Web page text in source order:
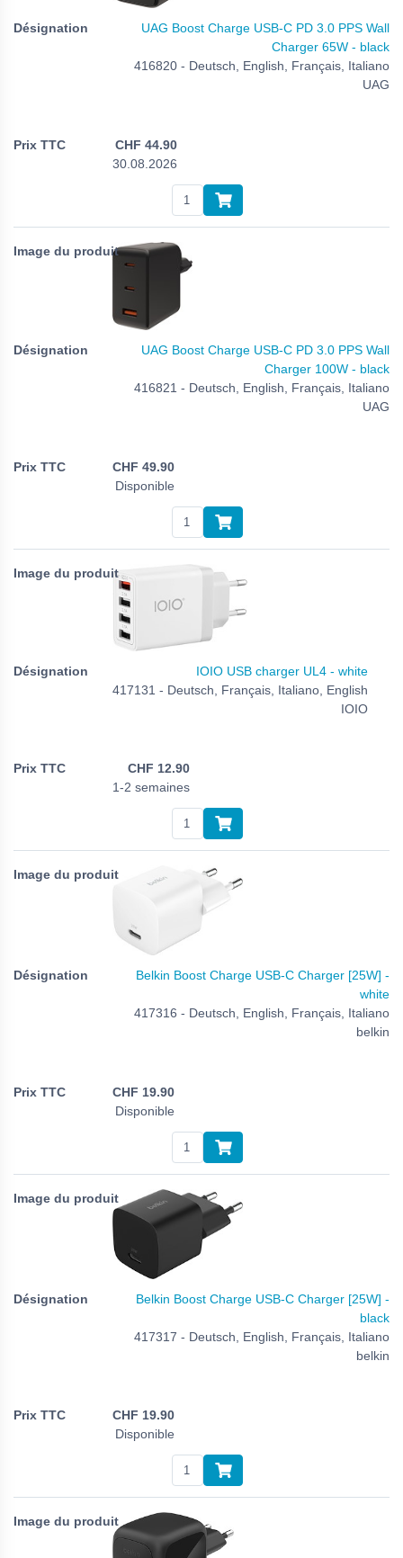
UAG Boost Charge USB-C PD 3.0 PPS Wall
Charger 65W - black
416820 - Deutsch, English, Français, Italiano
UAG
CHF 44.90
30.08.2026
UAG Boost Charge USB-C PD 3.0 PPS Wall
Charger 100W - black
416821 - Deutsch, English, Français, Italiano
UAG
CHF 49.90
Disponible
IOIO USB charger UL4 - white
417131 - Deutsch, Français, Italiano, English
IOIO
CHF 12.90
1-2 semaines
Belkin Boost Charge USB-C Charger [25W] -
white
417316 - Deutsch, English, Français, Italiano
belkin
CHF 19.90
Disponible
Belkin Boost Charge USB-C Charger [25W] -
black
417317 - Deutsch, English, Français, Italiano
belkin
CHF 19.90
Disponible